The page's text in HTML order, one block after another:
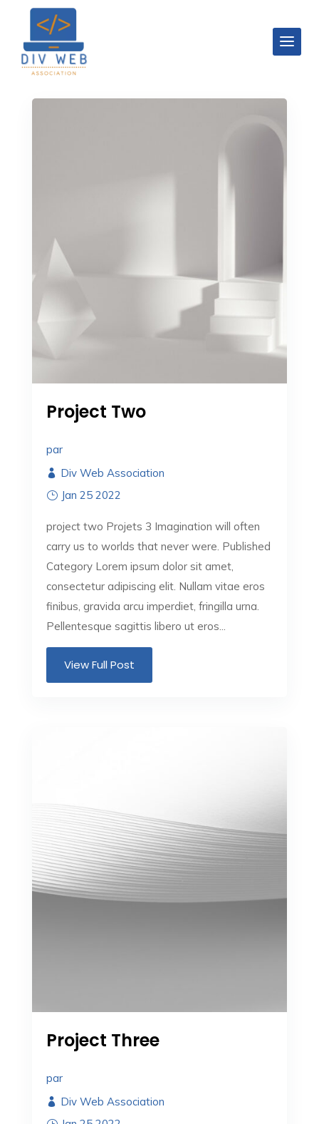
Project Two
par
Div Web Association
Jan 25 2022
project two Projets 3 Imagination will often
carry us to worlds that never were. Published
Category Lorem ipsum dolor sit amet,
consectetur adipiscing elit. Nullam vitae eros
finibus, gravida arcu imperdiet, fringilla urna.
Pellentesque sagittis libero ut eros...
View Full Post
Project Three
par
Div Web Association